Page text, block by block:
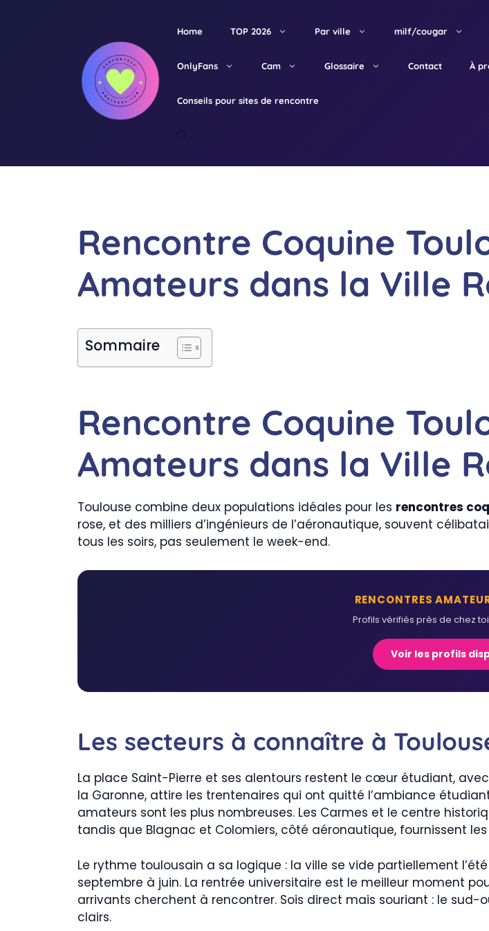
Home TOP 2026 Par ville milf/cougar
OnlyFans Cam Glossaire Contact À
Conseils pour sites de rencontre
Rencontre Coquine
Amateurs dans la Ville
Sommaire
Rencontre Coquine
Amateurs dans la Ville
Toulouse combine deux populations idéales pour les rencontres
rose, et des milliers d’ingénieurs de l’aéronautique, souvent
tous les soirs, pas seulement le week-end.
RENCONTRES
Profils vérifiés près de chez
Voir les profils
Les secteurs à connaître à
La place Saint-Pierre et ses alentours restent le cœur étudiant,
la Garonne, attire les trentenaires qui ont quitté l’ambiance
amateurs sont les plus nombreuses. Les Carmes et le centre
tandis que Blagnac et Colomiers, côté aéronautique, fournissent
Le rythme toulousain a sa logique : la ville se vide partiellement
septembre à juin. La rentrée universitaire est le meilleur moment
arrivants cherchent à rencontrer. Sois direct mais souriant : le
clairs.